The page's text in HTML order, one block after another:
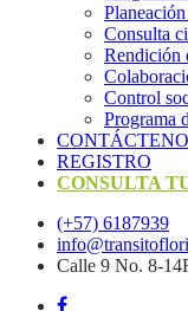
Consulta
Rendición
Control
Programa
REGISTRO
CONSULTA
(+57) 6187939
Calle 9 No. 8-